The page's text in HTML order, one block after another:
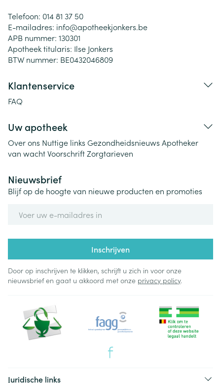
Telefoon: 014 81 37 50
E-mailadres: info@apotheekjonkers.be
APB nummer: 130301
Apotheek titularis: Ilse Jonkers
BTW nummer: BE0432046809
Klantenservice
FAQ
Uw apotheek
Over ons Nuttige links Gezondheidsnieuws Apotheker
van wachtVoorschriftZorgtarieven
Nieuwsbrief
Blijf op de hoogte van nieuwe producten en promoties
Inschrijven
Door op inschrijven te klikken, schrijft u zich in voor onze
nieuwsbrief en gaat u akkoord met onze privacy policy.
Juridische links